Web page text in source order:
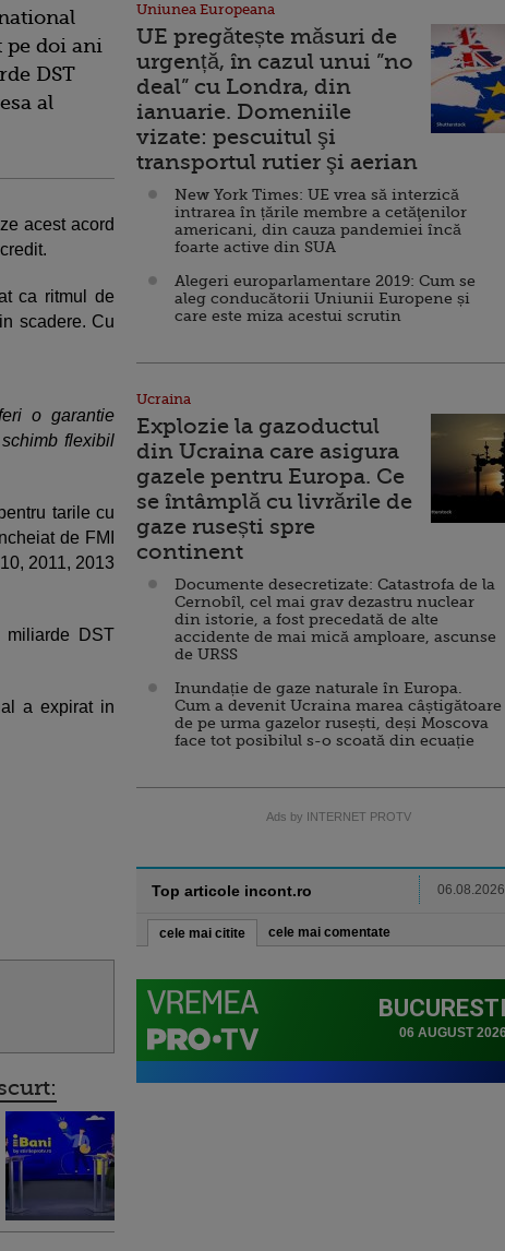
pe doi ani
DST
al
acest acord
ca ritmul de
scadere. Cu
o garantie
flexibil
tarile cu
de FMI
2011, 2013
DST
a expirat in
Uniunea Europeana
UE pregătește măsuri de
urgență, în cazul unui ”no
deal” cu Londra, din
ianuarie. Domeniile
vizate: pescuitul şi
transportul rutier şi aerian
New York Times: UE vrea să interzică
intrarea în țările membre a cetăţenilor
americani, din cauza pandemiei încă
foarte active din SUA
Alegeri europarlamentare 2019: Cum se
aleg conducătorii Uniunii Europene și
care este miza acestui scrutin
Ucraina
Explozie la gazoductul
din Ucraina care asigura
gazele pentru Europa. Ce
se întâmplă cu livrările de
gaze rusești spre
continent
Documente desecretizate: Catastrofa de la
Cernobîl, cel mai grav dezastru nuclear
din istorie, a fost precedată de alte
accidente de mai mică amploare, ascunse
de URSS
Inundație de gaze naturale în Europa.
Cum a devenit Ucraina marea câștigătoare
de pe urma gazelor rusești, deși Moscova
face tot posibilul s-o scoată din ecuație
Ads by INTERNET PROTV
Top articole incont.ro 06.08.2026
cele mai citite cele mai comentate